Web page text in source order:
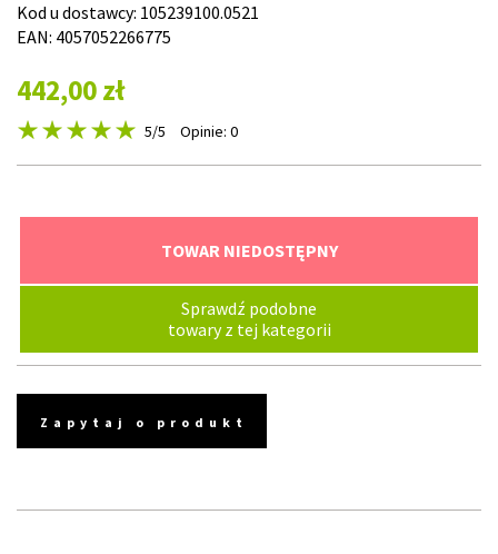
Kod u dostawcy: 105239100.0521
EAN: 4057052266775
442,00 zł
5/5 Opinie: 0
TOWAR NIEDOSTĘPNY
Sprawdź podobne
towary z tej kategorii
Zapytaj o produkt